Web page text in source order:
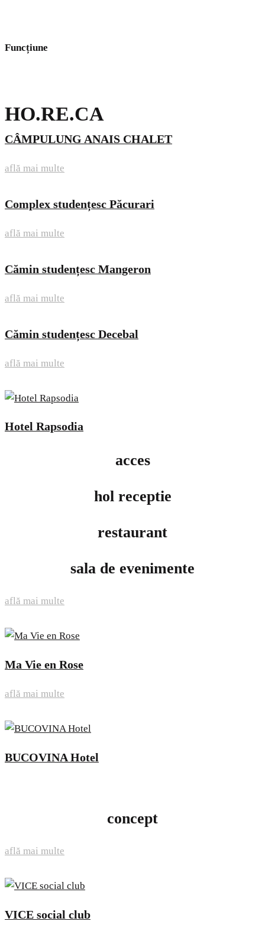
Funcțiune
HO.RE.CA
CÂMPULUNG ANAIS CHALET
află mai multe
Complex studențesc Păcurari
află mai multe
Cămin studențesc Mangeron
află mai multe
Cămin studențesc Decebal
află mai multe
Hotel Rapsodia
acces
hol receptie
restaurant
sala de evenimente
află mai multe
Ma Vie en Rose
află mai multe
BUCOVINA Hotel
concept
află mai multe
VICE social club